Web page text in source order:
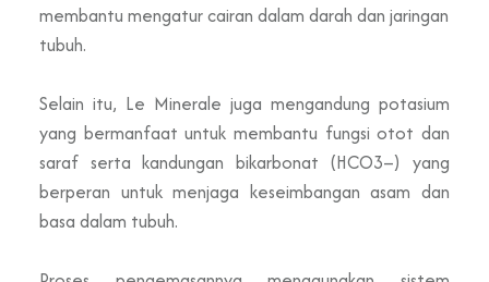
membantu mengatur cairan dalam darah dan jaringan
tubuh.
Selain itu, Le Minerale juga mengandung potasium
yang bermanfaat untuk membantu fungsi otot dan
saraf serta kandungan bikarbonat (HCO3–) yang
berperan untuk menjaga keseimbangan asam dan
basa dalam tubuh.